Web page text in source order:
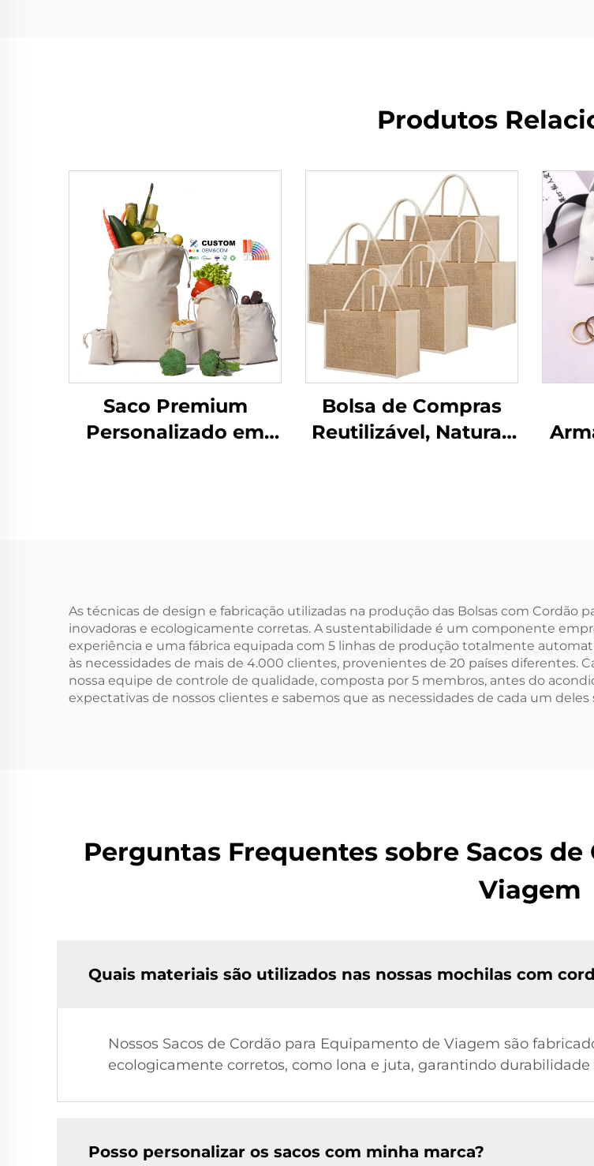
Produtos
Saco Premium
Personalizado em
Personalizado
Bolsa de Compras
Reutilizável, Natural,
As técnicas de design e fabricação utilizadas na produção das Bolsas com Cordão
inovadoras e ecologicamente corretas. A sustentabilidade é um componente
experiência e uma fábrica equipada com 5 linhas de produção totalmente
às necessidades de mais de 4.000 clientes, provenientes de 20 países diferentes.
nossa equipe de controle de qualidade, composta por 5 membros, antes do
expectativas de nossos clientes e sabemos que as necessidades de cada um
Perguntas Frequentes sobre Sacos
Viagem
Quais materiais são utilizados nas nossas mochilas com
Nossos Sacos de Cordão para Equipamento de Viagem são
ecologicamente corretos, como lona e juta, garantindo
Posso personalizar os sacos com minha marca?